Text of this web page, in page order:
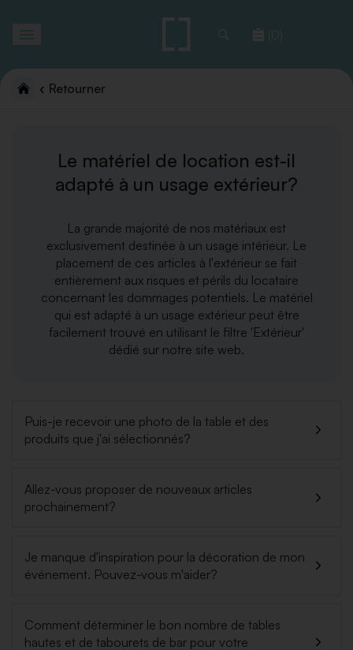
(0)
Retourner
Le matériel de location est-il
adapté à un usage extérieur?
La grande majorité de nos matériaux est
exclusivement destinée à un usage intérieur. Le
placement de ces articles à l'extérieur se fait
entièrement aux risques et périls du locataire
concernant les dommages potentiels. Le matériel
qui est adapté à un usage extérieur peut être
facilement trouvé en utilisant le filtre 'Extérieur'
dédié sur notre site web.
Puis-je recevoir une photo de la table et des
produits que j'ai sélectionnés?
Allez-vous proposer de nouveaux articles
prochainement?
Je manque d'inspiration pour la décoration de mon
événement. Pouvez-vous m'aider?
Comment déterminer le bon nombre de tables
hautes et de tabourets de bar pour votre